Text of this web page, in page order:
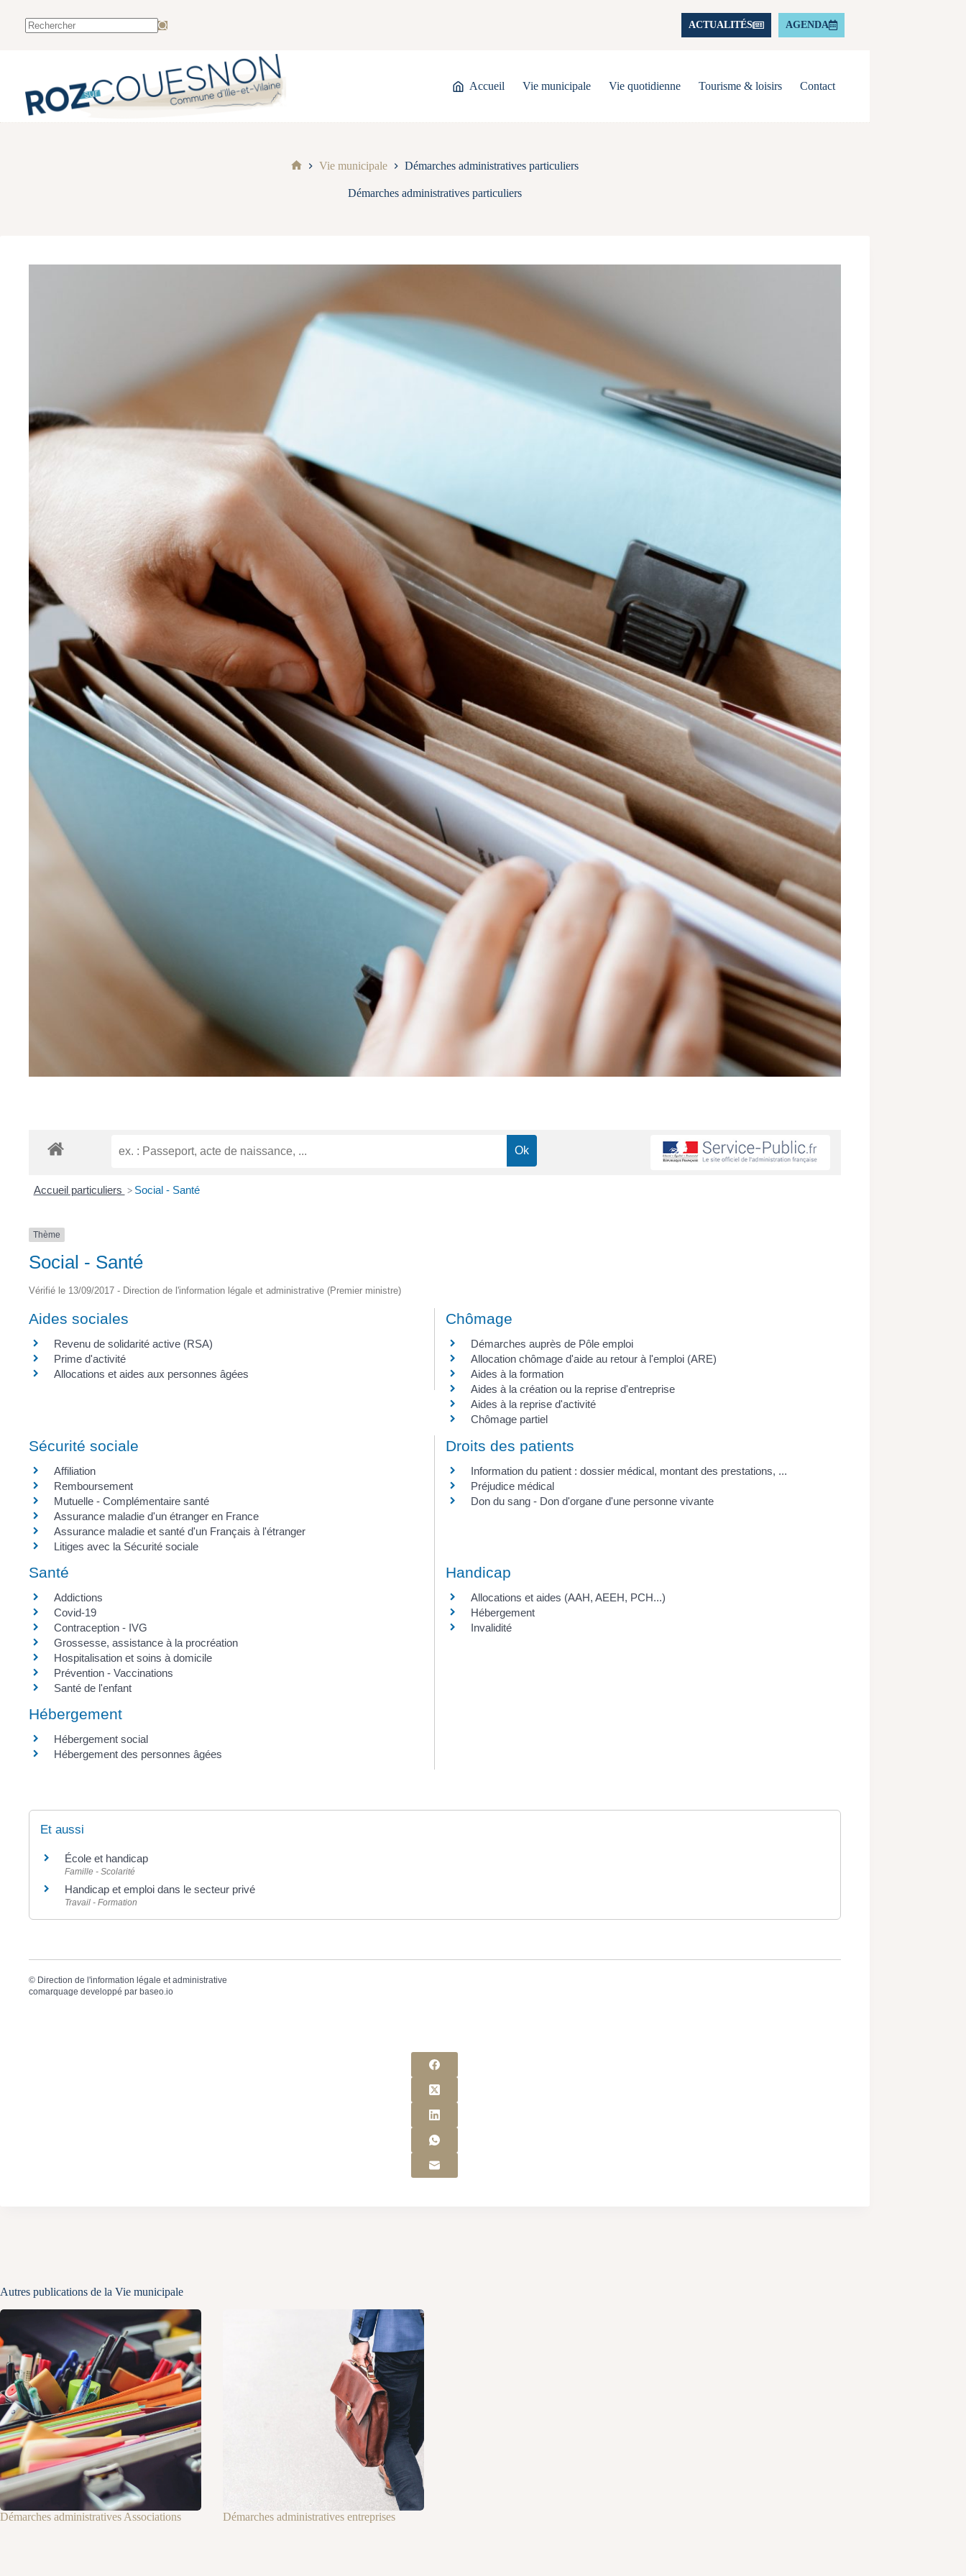
ACTUALITÉS AGENDA
Accueil Vie municipale Vie quotidienne Tourisme & loisirs Contact
Vie municipale Démarches administratives particuliers
Démarches administratives particuliers
Accueil particuliers > Social - Santé
Thème
Social - Santé
Vérifié le 13/09/2017 - Direction de l'information légale et administrative (Premier ministre)
Aides sociales
Revenu de solidarité active (RSA)
Prime d'activité
Allocations et aides aux personnes âgées
Chômage
Démarches auprès de Pôle emploi
Allocation chômage d'aide au retour à l'emploi (ARE)
Aides à la formation
Aides à la création ou la reprise d'entreprise
Aides à la reprise d'activité
Chômage partiel
Sécurité sociale
Affiliation
Remboursement
Mutuelle - Complémentaire santé
Assurance maladie d'un étranger en France
Assurance maladie et santé d'un Français à l'étranger
Litiges avec la Sécurité sociale
Droits des patients
Information du patient : dossier médical, montant des prestations, ...
Préjudice médical
Don du sang - Don d'organe d'une personne vivante
Santé
Addictions
Covid-19
Contraception - IVG
Grossesse, assistance à la procréation
Hospitalisation et soins à domicile
Prévention - Vaccinations
Santé de l'enfant
Handicap
Allocations et aides (AAH, AEEH, PCH...)
Hébergement
Invalidité
Hébergement
Hébergement social
Hébergement des personnes âgées
Et aussi
École et handicap
Famille - Scolarité
Handicap et emploi dans le secteur privé
Travail - Formation
© Direction de l'information légale et administrative
comarquage developpé par baseo.io
Autres publications de la Vie municipale
Démarches administratives Associations Démarches administratives entreprises